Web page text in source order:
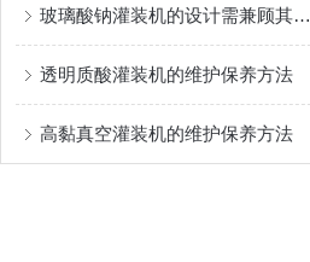
玻璃酸钠灌装机的设计需兼顾其精度、无菌性和生产效率
透明质酸灌装机的维护保养方法
高黏真空灌装机的维护保养方法